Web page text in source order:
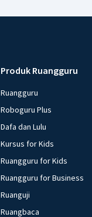
Produk Ruangguru
Ruangguru
Roboguru Plus
Dafa dan Lulu
Kursus for Kids
Ruangguru for Kids
Ruangguru for Business
Ruanguji
Ruangbaca